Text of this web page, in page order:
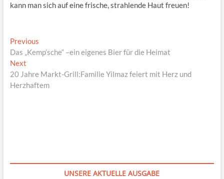
kann man sich auf eine frische, strahlende Haut freuen!
Beitragsnavigation
PreviousPrevious
post:
Das „Kemp’sche“ –ein eigenes Bier für die Heimat
NextNext
post:
20 Jahre Markt-Grill:Familie Yilmaz feiert mit Herz und
Herzhaftem
UNSERE AKTUELLE AUSGABE